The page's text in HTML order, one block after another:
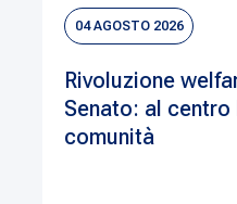
04 AGOSTO 2026
Rivoluzione
Senato: al centro
comunità